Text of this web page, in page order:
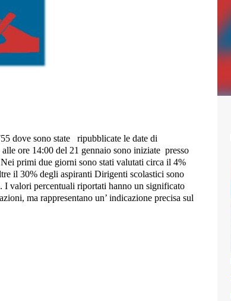
dove sono state
ripubblicate le date di
ore 14:00 del 21 gennaio sono iniziate presso
primi due giorni sono stati valutati circa il 4%
il 30% degli aspiranti Dirigenti scolastici sono
I valori percentuali riportati hanno un significato
ma rappresentano un’ indicazione precisa sul